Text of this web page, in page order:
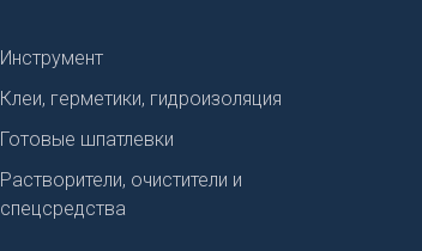
Инструмент
Клеи, герметики, гидроизоляция
Готовые шпатлевки
Растворители, очистители и
спецсредства